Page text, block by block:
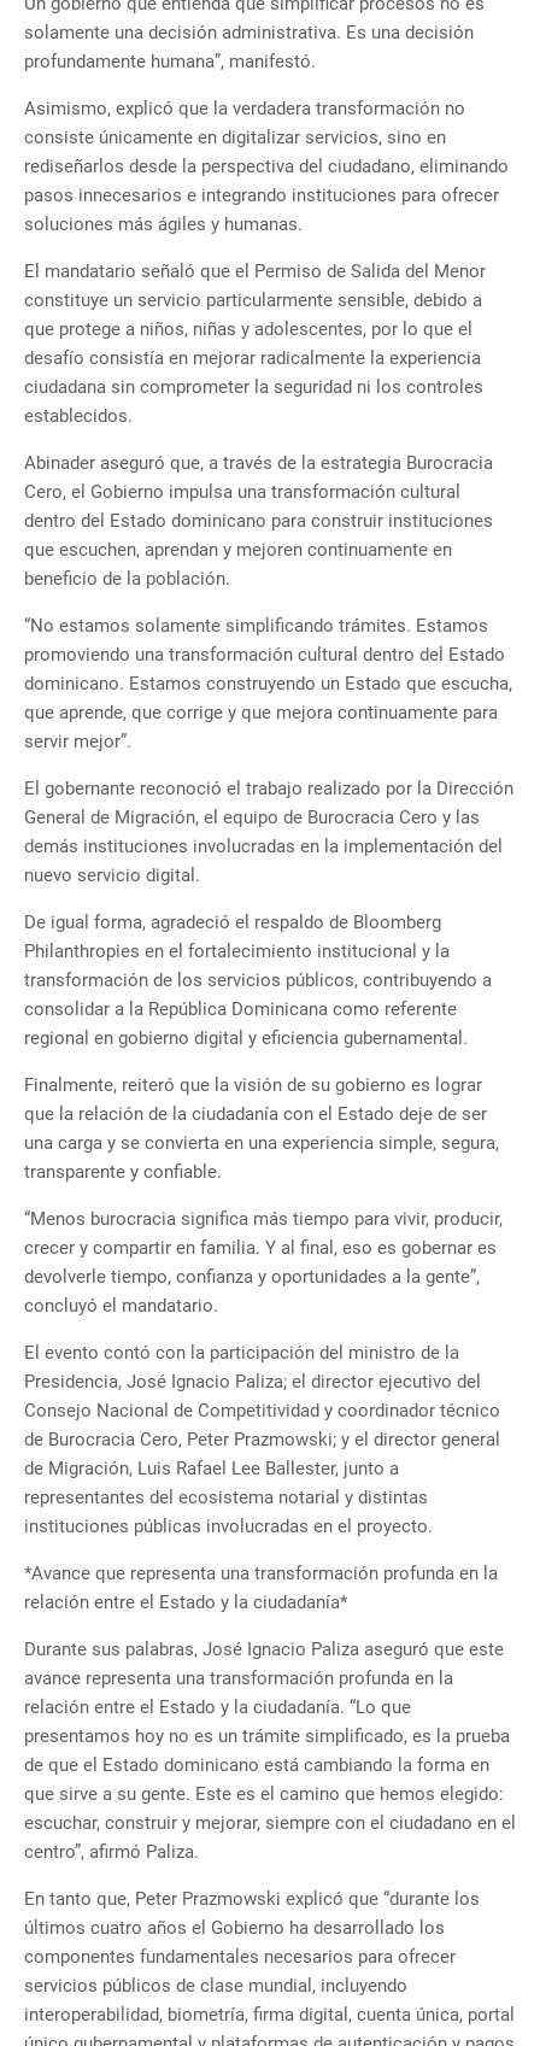
solamente una decisión administrativa. Es una decisión
profundamente humana”, manifestó.
Asimismo, explicó que la verdadera transformación no
consiste únicamente en digitalizar servicios, sino en
rediseñarlos desde la perspectiva del ciudadano, eliminando
pasos innecesarios e integrando instituciones para ofrecer
soluciones más ágiles y humanas.
El mandatario señaló que el Permiso de Salida del Menor
constituye un servicio particularmente sensible, debido a
que protege a niños, niñas y adolescentes, por lo que el
desafío consistía en mejorar radicalmente la experiencia
ciudadana sin comprometer la seguridad ni los controles
establecidos.
Abinader aseguró que, a través de la estrategia Burocracia
Cero, el Gobierno impulsa una transformación cultural
dentro del Estado dominicano para construir instituciones
que escuchen, aprendan y mejoren continuamente en
beneficio de la población.
“No estamos solamente simplificando trámites. Estamos
promoviendo una transformación cultural dentro del Estado
dominicano. Estamos construyendo un Estado que escucha,
que aprende, que corrige y que mejora continuamente para
servir mejor”.
El gobernante reconoció el trabajo realizado por la Dirección
General de Migración, el equipo de Burocracia Cero y las
demás instituciones involucradas en la implementación del
nuevo servicio digital.
De igual forma, agradeció el respaldo de Bloomberg
Philanthropies en el fortalecimiento institucional y la
transformación de los servicios públicos, contribuyendo a
consolidar a la República Dominicana como referente
regional en gobierno digital y eficiencia gubernamental.
Finalmente, reiteró que la visión de su gobierno es lograr
que la relación de la ciudadanía con el Estado deje de ser
una carga y se convierta en una experiencia simple, segura,
transparente y confiable.
“Menos burocracia significa más tiempo para vivir, producir,
crecer y compartir en familia. Y al final, eso es gobernar es
devolverle tiempo, confianza y oportunidades a la gente”,
concluyó el mandatario.
El evento contó con la participación del ministro de la
Presidencia, José Ignacio Paliza; el director ejecutivo del
Consejo Nacional de Competitividad y coordinador técnico
de Burocracia Cero, Peter Prazmowski; y el director general
de Migración, Luis Rafael Lee Ballester, junto a
representantes del ecosistema notarial y distintas
instituciones públicas involucradas en el proyecto.
*Avance que representa una transformación profunda en la
relación entre el Estado y la ciudadanía*
Durante sus palabras, José Ignacio Paliza aseguró que este
avance representa una transformación profunda en la
relación entre el Estado y la ciudadanía. “Lo que
presentamos hoy no es un trámite simplificado, es la prueba
de que el Estado dominicano está cambiando la forma en
que sirve a su gente. Este es el camino que hemos elegido:
escuchar, construir y mejorar, siempre con el ciudadano en el
centro”, afirmó Paliza.
En tanto que, Peter Prazmowski explicó que “durante los
últimos cuatro años el Gobierno ha desarrollado los
componentes fundamentales necesarios para ofrecer
servicios públicos de clase mundial, incluyendo
interoperabilidad, biometría, firma digital, cuenta única, portal